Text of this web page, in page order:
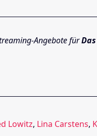
Angebote für
Lowitz, Lina Carstens,